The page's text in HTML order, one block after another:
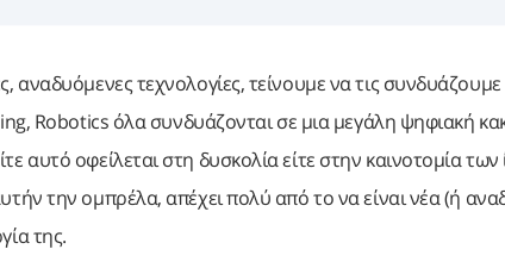
αναδυόμενες τεχνολογίες, τείνουμε να τις
Robotics όλα συνδυάζονται σε μια μεγάλη ψηφιακή
αυτό οφείλεται στη δυσκολία είτε στην καινοτομία
την ομπρέλα, απέχει πολύ από το να είναι νέα (ή
της.